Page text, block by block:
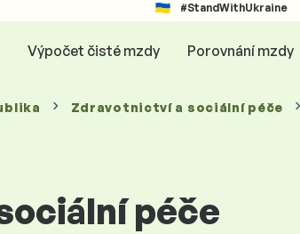
#StandWithUkraine
Výpočet čisté mzdy Porovnání mzdy
Zdravotnictví a sociální péče
péče